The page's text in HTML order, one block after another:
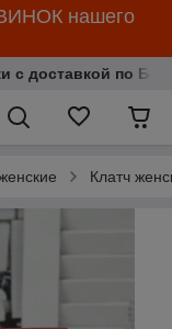
нашего
с доставкой по
Клатч